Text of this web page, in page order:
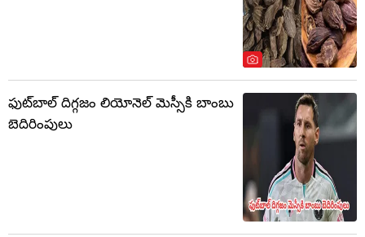
ఫుట్‌బాల్ దిగ్గజం లియోనెల్ మెస్సీకి బాంబు
బెదిరింపులు